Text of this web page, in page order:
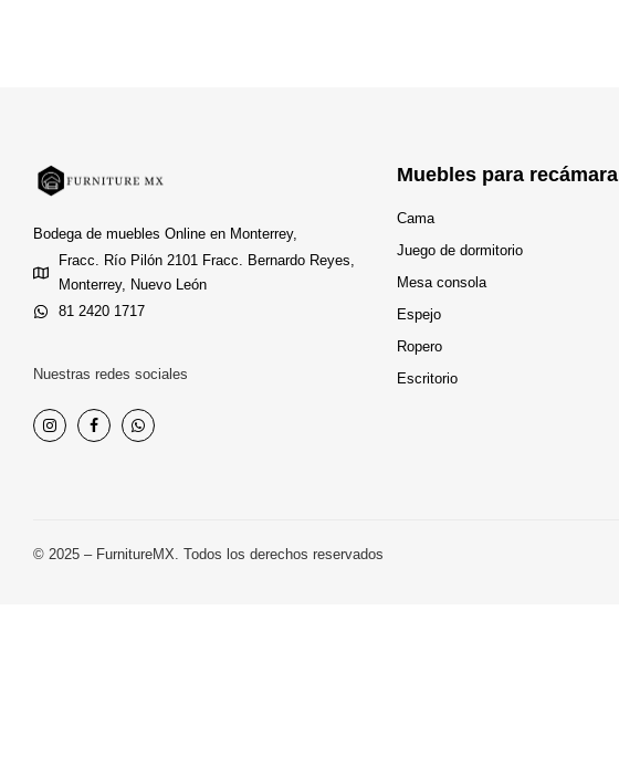
Bodega de muebles Online en Monterrey,
Fracc. Río Pilón 2101 Fracc. Bernardo Reyes,
Monterrey, Nuevo León
81 2420 1717
Nuestras redes sociales
Muebles para recámara
Cama
Juego de dormitorio
Mesa consola
Espejo
Ropero
Escritorio
© 2025 – FurnitureMX. Todos los derechos reservados